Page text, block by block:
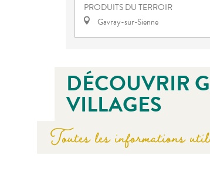
PRODUITS DU TERROIR
Gavray-sur-Sienne
DÉCOUVRIR
VILLAGES
Toutes les informations